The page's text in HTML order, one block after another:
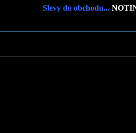
Slevy do obchodu...